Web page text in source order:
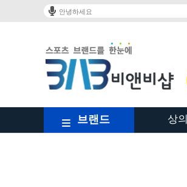
안녕하세요
브랜드 상의